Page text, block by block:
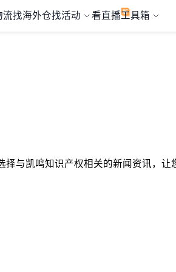
流找海外仓找活动 看直播工具箱
与凯鸣知识产权相关的新闻资讯，